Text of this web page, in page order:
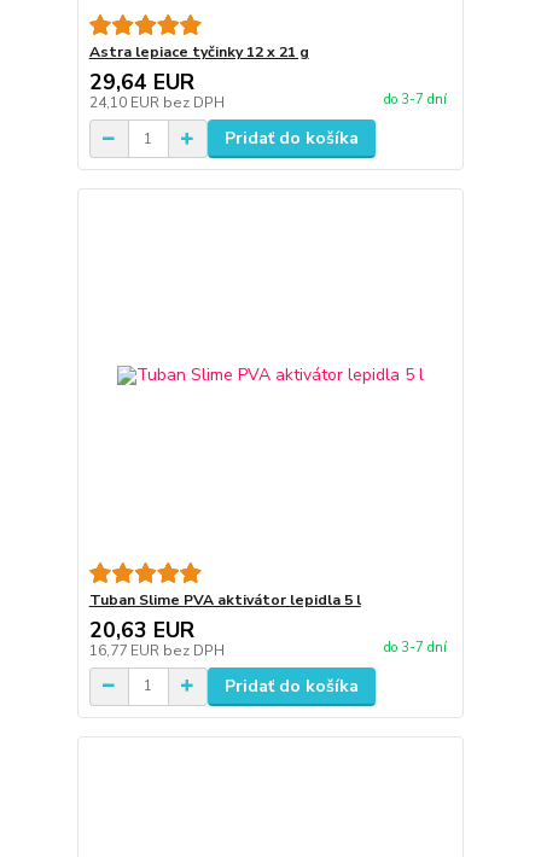
Astra lepiace tyčinky 12 x 21 g
29,64 EUR
24,10 EUR bez DPH do 3-7 dní
Pridať do košíka
Tuban Slime PVA aktivátor lepidla 5 l
20,63 EUR
16,77 EUR bez DPH do 3-7 dní
Pridať do košíka